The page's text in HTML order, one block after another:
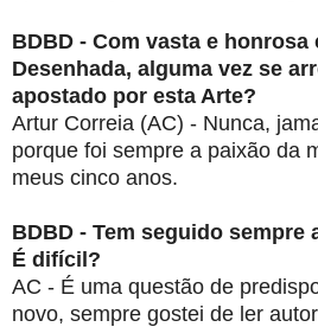
BDBD - Com vasta e honrosa
Desenhada, alguma vez se
apostado por esta Arte?
Artur Correia (AC) - Nunca,
porque foi sempre a paixão da
meus cinco anos.
BDBD - Tem seguido sempre
É difícil?
AC - É uma questão de
novo, sempre gostei de ler